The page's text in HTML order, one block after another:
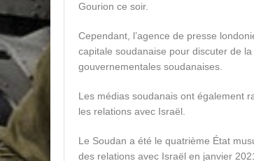
Gourion ce soir.
Cependant, l’agence de presse
capitale soudanaise pour discuter de
gouvernementales soudanaises.
Les médias soudanais ont également
les relations avec Israël.
Le Soudan a été le quatrième État
des relations avec Israël en janvier